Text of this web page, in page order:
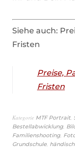
Siehe auch:
Fristen
Preise,
Fristen
Kategorie MTF Portrait
Bestellabwicklung
Familienshooting
Grundschule